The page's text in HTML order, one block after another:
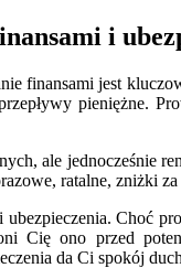
i
finansami jest
pieniężne.
ale jednocześnie
ratalne, zniżki
Choć
Cię ono przed
da Ci spokój